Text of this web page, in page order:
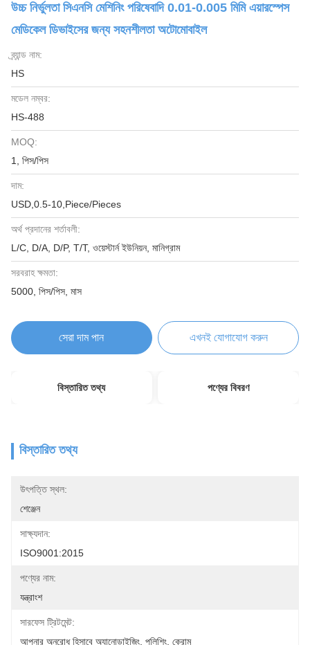
উচ্চ নির্ভুলতা সিএনসি মেশিনিং পরিষেবাদি 0.01-0.005 মিমি এয়ারস্পেস
মেডিকেল ডিভাইসের জন্য সহনশীলতা অটোমোবাইল
ব্র্যান্ড নাম:
HS
মডেল নম্বর:
HS-488
MOQ:
1, পিস/পিস
দাম:
USD,0.5-10,Piece/Pieces
অর্থ প্রদানের শর্তাবলী:
L/C, D/A, D/P, T/T, ওয়েস্টার্ন ইউনিয়ন, মানিগ্রাম
সরবরাহ ক্ষমতা:
5000, পিস/পিস, মাস
সেরা দাম পান এখনই যোগাযোগ করুন
বিস্তারিত তথ্য পণ্যের বিবরণ
বিস্তারিত তথ্য
উৎপত্তি স্থল:
শেঞ্জেন
সাক্ষ্যদান:
ISO9001:2015
পণ্যের নাম:
যন্ত্রাংশ
সারফেস ট্রিটমেন্ট:
আপনার অনুরোধ হিসাবে অ্যানোডাইজিং, পলিশিং, ক্রোম